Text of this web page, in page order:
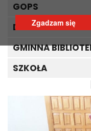
Zgadzam się
GOPS
DLA TURYSTY
GMINNA
SZKOŁA